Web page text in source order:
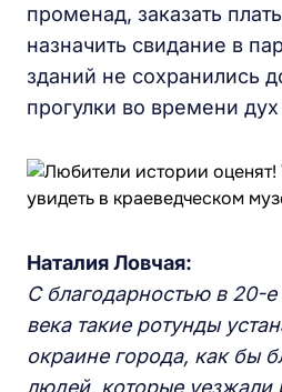
променад, заказать
назначить свидание в
зданий не сохранились
прогулки во времени дух
Наталия Ловчая:
С благодарностью в 20-
века такие ротунды
окраине города, как бы
людей, которые уезжали